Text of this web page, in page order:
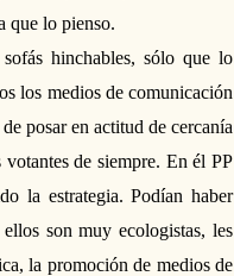
que lo pienso.
hinchables, sólo que lo
los medios de comunicación
posar en actitud de cercanía
de siempre. En él PP
la estrategia. Podían haber
son muy ecologistas, les
la promoción de medios de